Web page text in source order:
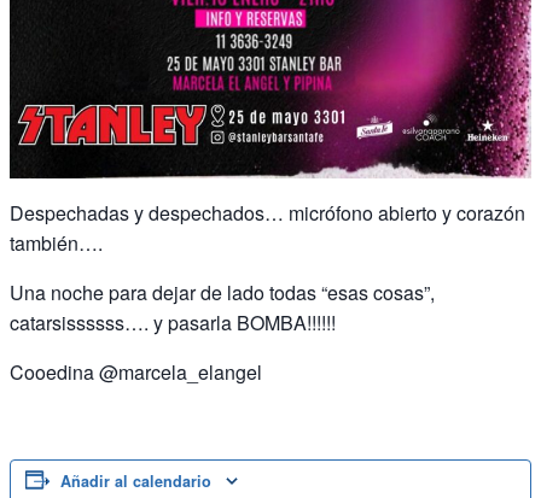
Despechadas y despechados… micrófono abierto y corazón
también….
Una noche para dejar de lado todas “esas cosas”,
catarsissssss…. y pasarla BOMBA!!!!!!
Cooedina @marcela_elangel
Añadir al calendario